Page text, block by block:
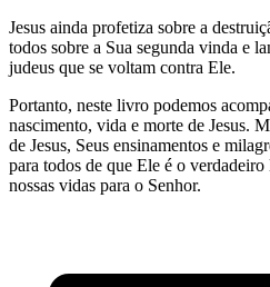
Jesus ainda profetiza sobre a
todos sobre a Sua segunda vinda e
judeus que se voltam contra Ele.
Portanto, neste livro podemos
nascimento, vida e morte de Jesus.
de Jesus, Seus ensinamentos e
para todos de que Ele é o
nossas vidas para o Senhor.